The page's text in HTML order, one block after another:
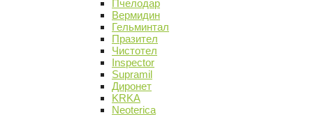
Пчелодар
Вермидин
Гельминтал
Празител
Чистотел
Inspector
Supramil
Диронет
KRKA
Neoterica